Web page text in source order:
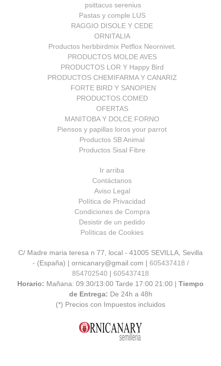
psittacus serenius
Pastas y comple LUS
RAGGIO DISOLE Y CEDE
ORNITALIA
Productos herbbirdmix Petflox Neornivet.
PRODUCTOS MOLDE AVES
PRODUCTOS LOR Y Happy Bird
PRODUCTOS CHEMIFARMA Y CANARIZ
FORTE BIRD Y SANOPIEN
PRODUCTOS COMED
OFERTAS
MANITOBA Y DOLCE FORNO
Piensos y papillas loros your parrot
Productos SB Animal
Productos Sisal Fibre
Ir arriba
Contáctanos
Aviso Legal
Política de Privacidad
Condiciones de Compra
Desistir de un pedido
Políticas de Cookies
C/ Madre maria teresa n 77, local - 41005 SEVILLA, Sevilla
- (España) | ornicanary@gmail.com | 605437418 /
854702540 | 605437418
Horario: Mañana: 09:30/13:00 Tarde 17:00 21:00 | Tiempo
de Entrega: De 24h a 48h
(*) Precios con Impuestos incluidos